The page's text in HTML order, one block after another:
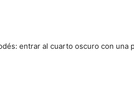
entrar al cuarto oscuro con